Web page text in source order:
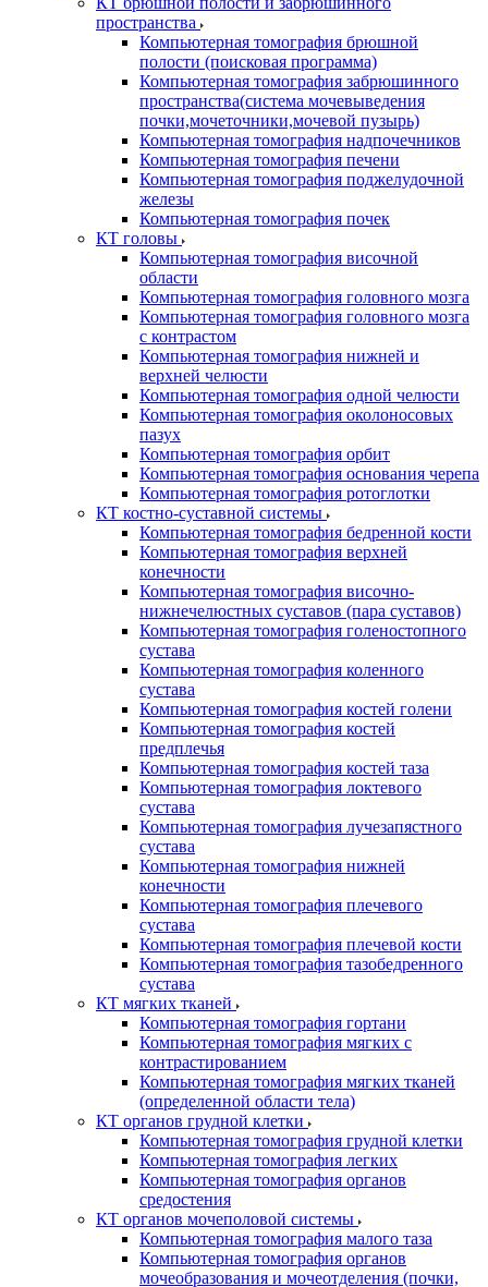
пространства
Компьютерная томография брюшной
полости (поисковая программа)
Компьютерная томография забрюшинного
пространства(система мочевыведения
почки,мочеточники,мочевой пузырь)
Компьютерная томография надпочечников
Компьютерная томография печени
Компьютерная томография поджелудочной
железы
Компьютерная томография почек
КТ головы
Компьютерная томография височной
области
Компьютерная томография головного мозга
Компьютерная томография головного мозга
с контрастом
Компьютерная томография нижней и
верхней челюсти
Компьютерная томография одной челюсти
Компьютерная томография околоносовых
пазух
Компьютерная томография орбит
Компьютерная томография основания черепа
Компьютерная томография ротоглотки
КТ костно-суставной системы
Компьютерная томография бедренной кости
Компьютерная томография верхней
конечности
Компьютерная томография височно-
нижнечелюстных суставов (пара суставов)
Компьютерная томография голеностопного
сустава
Компьютерная томография коленного
сустава
Компьютерная томография костей голени
Компьютерная томография костей
предплечья
Компьютерная томография костей таза
Компьютерная томография локтевого
сустава
Компьютерная томография лучезапястного
сустава
Компьютерная томография нижней
конечности
Компьютерная томография плечевого
сустава
Компьютерная томография плечевой кости
Компьютерная томография тазобедренного
сустава
КТ мягких тканей
Компьютерная томография гортани
Компьютерная томография мягких с
контрастированием
Компьютерная томография мягких тканей
(определенной области тела)
КТ органов грудной клетки
Компьютерная томография грудной клетки
Компьютерная томография легких
Компьютерная томография органов
средостения
КТ органов мочеполовой системы
Компьютерная томография малого таза
Компьютерная томография органов
мочеобразования и мочеотделения (почки,